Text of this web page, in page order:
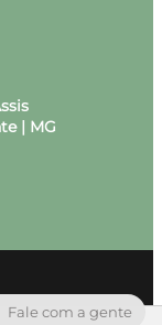
| MG
– Feito
Fale com a gente